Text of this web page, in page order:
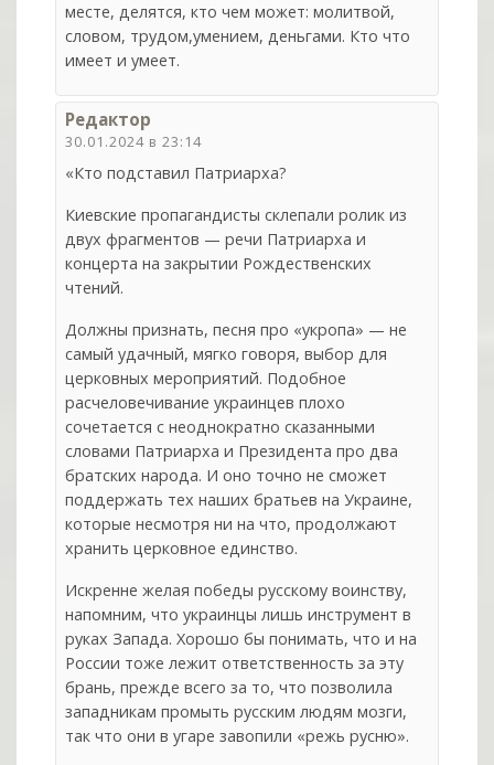
месте, делятся, кто чем может: молитвой,
словом, трудом,умением, деньгами. Кто что
имеет и умеет.
Редактор
30.01.2024 в 23:14
«Кто подставил Патриарха?
Киевские пропагандисты склепали ролик из
двух фрагментов — речи Патриарха и
концерта на закрытии Рождественских
чтений.
Должны признать, песня про «укропа» — не
самый удачный, мягко говоря, выбор для
церковных мероприятий. Подобное
расчеловечивание украинцев плохо
сочетается с неоднократно сказанными
словами Патриарха и Президента про два
братских народа. И оно точно не сможет
поддержать тех наших братьев на Украине,
которые несмотря ни на что, продолжают
хранить церковное единство.
Искренне желая победы русскому воинству,
напомним, что украинцы лишь инструмент в
руках Запада. Хорошо бы понимать, что и на
России тоже лежит ответственность за эту
брань, прежде всего за то, что позволила
западникам промыть русским людям мозги,
так что они в угаре завопили «режь русню».